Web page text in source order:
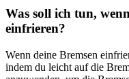
Was soll ich tun,
einfrieren?
Wenn deine Bremsen
indem du leicht auf die